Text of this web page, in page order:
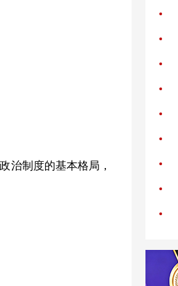
治制度的基本格局，